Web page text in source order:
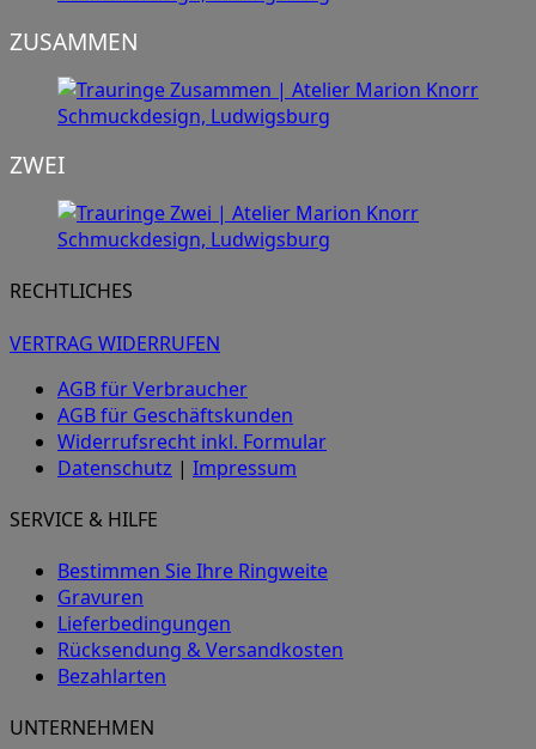
ZUSAMMEN
ZWEI
RECHTLICHES
VERTRAG WIDERRUFEN
AGB für Verbraucher
AGB für Geschäftskunden
Widerrufsrecht inkl. Formular
Datenschutz | Impressum
SERVICE & HILFE
Bestimmen Sie Ihre Ringweite
Gravuren
Lieferbedingungen
Rücksendung & Versandkosten
Bezahlarten
UNTERNEHMEN